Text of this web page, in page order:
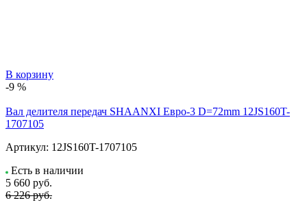
В корзину
-9 %
Вал делителя передач SHAANXI Евро-3 D=72mm 12JS160T-
1707105
Артикул: 12JS160T-1707105
Есть в наличии
5 660 руб.
6 226 руб.